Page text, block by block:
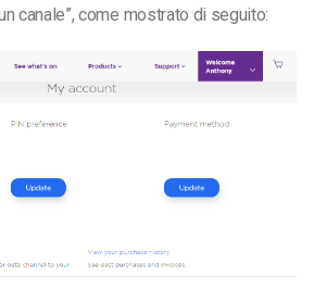
canale”, come mostrato di seguito: